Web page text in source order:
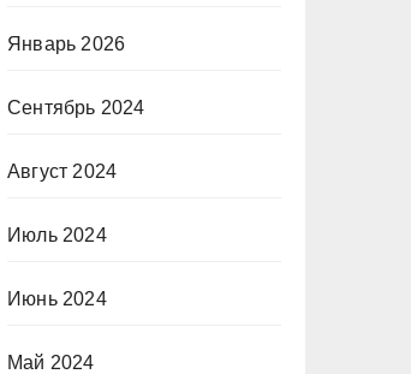
Январь 2026
Сентябрь 2024
Август 2024
Июль 2024
Июнь 2024
Май 2024